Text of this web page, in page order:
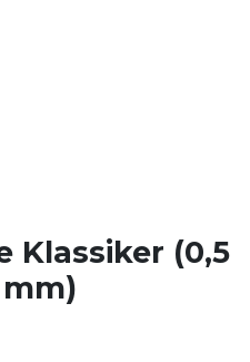
Klassiker (0,5